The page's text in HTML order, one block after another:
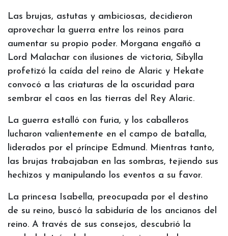
Las brujas, astutas y ambiciosas, decidieron
aprovechar la guerra entre los reinos para
aumentar su propio poder. Morgana engañó a
Lord Malachar con ilusiones de victoria, Sibylla
profetizó la caída del reino de Alaric y Hekate
convocó a las criaturas de la oscuridad para
sembrar el caos en las tierras del Rey Alaric.
La guerra estalló con furia, y los caballeros
lucharon valientemente en el campo de batalla,
liderados por el príncipe Edmund. Mientras tanto,
las brujas trabajaban en las sombras, tejiendo sus
hechizos y manipulando los eventos a su favor.
La princesa Isabella, preocupada por el destino
de su reino, buscó la sabiduría de los ancianos del
reino. A través de sus consejos, descubrió la